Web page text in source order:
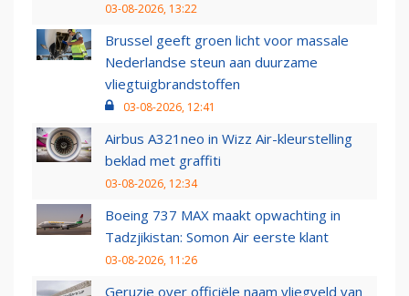
03-08-2026, 13:22
Brussel geeft groen licht voor massale
Nederlandse steun aan duurzame
vliegtuigbrandstoffen
03-08-2026, 12:41
Airbus A321neo in Wizz Air-kleurstelling
beklad met graffiti
03-08-2026, 12:34
Boeing 737 MAX maakt opwachting in
Tadzjikistan: Somon Air eerste klant
03-08-2026, 11:26
Geruzie over officiële naam vliegveld van